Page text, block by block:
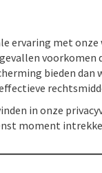
ervaring met
voorkomen
bieden
in onze
moment